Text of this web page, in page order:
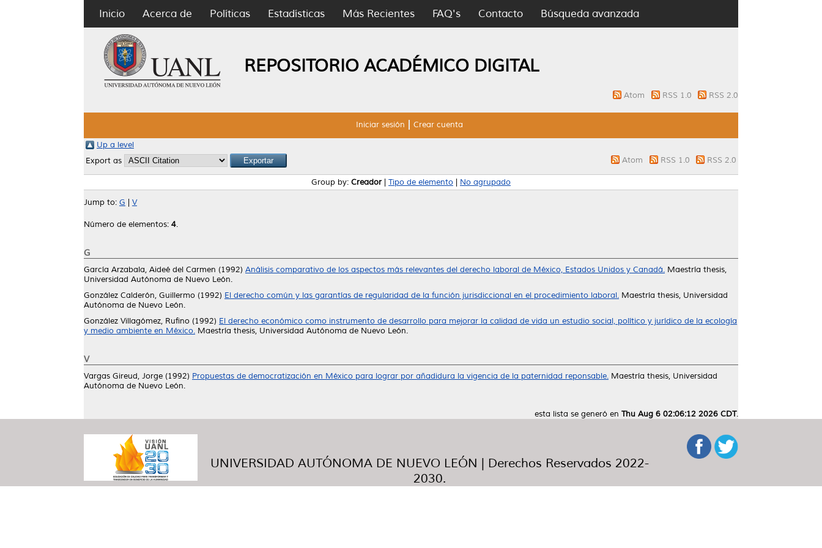
Inicio Acerca de Políticas Estadísticas Más Recientes FAQ's Contacto Búsqueda avanzada
REPOSITORIO ACADÉMICO DIGITAL
Atom RSS 1.0 RSS 2.0
Iniciar sesión Crear cuenta
Up a level
Export as
Atom RSS 1.0 RSS 2.0
Group by: Creador Tipo de elemento No agrupado
Jump to: G V
Número de elementos: 4.
G
García Arzabala, Aideé del Carmen (1992) Análisis comparativo de los aspectos más relevantes del derecho laboral de México, Estados Unidos y Canadá. Maestría thesis,
Universidad Autónoma de Nuevo León.
González Calderón, Guillermo (1992) El derecho común y las garantías de regularidad de la función jurisdiccional en el procedimiento laboral. Maestría thesis, Universidad
Autónoma de Nuevo León.
González Villagómez, Rufino (1992) El derecho económico como instrumento de desarrollo para mejorar la calidad de vida un estudio social, político y jurídico de la ecología
y medio ambiente en México. Maestría thesis, Universidad Autónoma de Nuevo León.
V
Vargas Gireud, Jorge (1992) Propuestas de democratización en México para lograr por añadidura la vigencia de la paternidad reponsable. Maestría thesis, Universidad
Autónoma de Nuevo León.
esta lista se generó en Thu Aug 6 02:06:12 2026 CDT.
UNIVERSIDAD AUTÓNOMA DE NUEVO LEÓN | Derechos Reservados 2022-
2030.